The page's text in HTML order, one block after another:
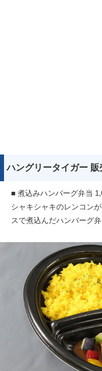
ハングリータイガー 販
■ 煮込みハンバーグ弁当
シャキシャキのレンコン
スで煮込んだハンバーグ弁